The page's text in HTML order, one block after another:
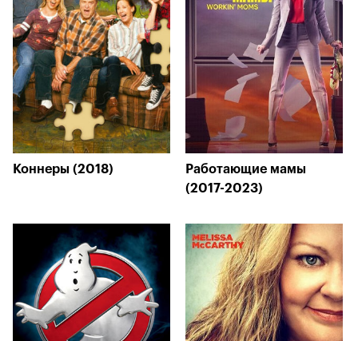
Коннеры (2018)
Работающие мамы
(2017-2023)